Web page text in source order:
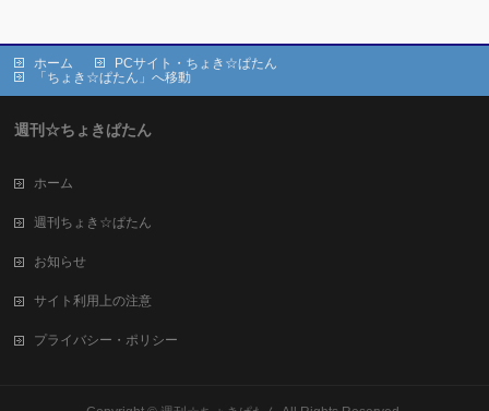
ホーム
PCサイト・ちょき☆ぱたん
「ちょき☆ぱたん」へ移動
週刊☆ちょきぱたん
ホーム
週刊ちょき☆ぱたん
お知らせ
サイト利用上の注意
プライバシー・ポリシー